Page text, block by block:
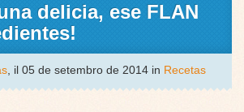
delicia, ese FLAN
, il 05 de setembro de 2014 in Recetas